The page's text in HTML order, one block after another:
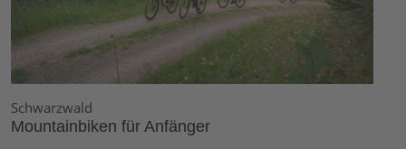
Schwarzwald
Mountainbiken für Anfänger